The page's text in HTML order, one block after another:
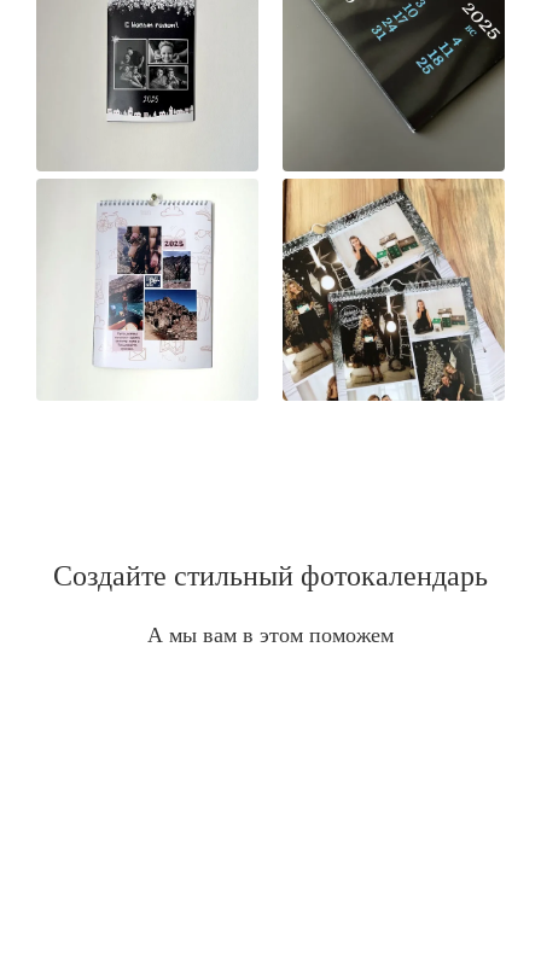
Создайте стильный фотокалендарь
А мы вам в этом поможем